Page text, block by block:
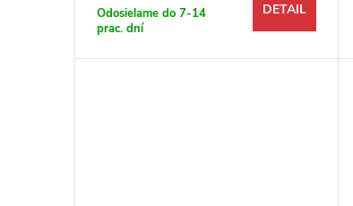
Odosielame do 7-14
prac. dní
DETAIL